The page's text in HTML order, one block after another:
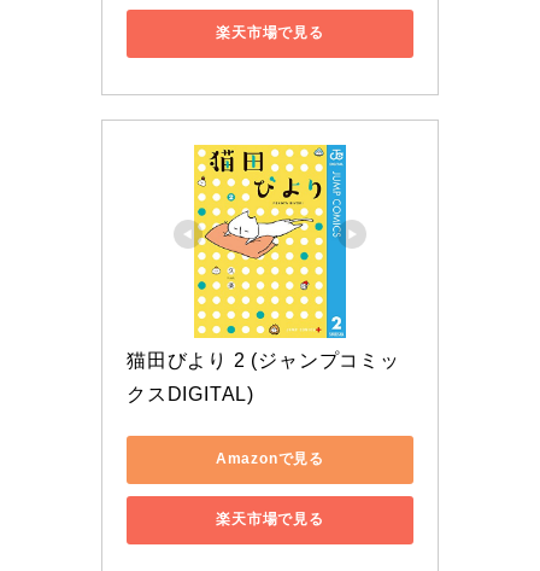
楽天市場で見る
猫田びより 2 (ジャンプコミッ
クスDIGITAL)
Amazonで見る
楽天市場で見る